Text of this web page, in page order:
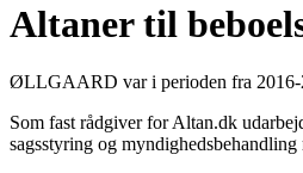
Altaner til
ØLLGAARD var i perioden fra 2016-
Som fast rådgiver for Altan.dk
sagsstyring og